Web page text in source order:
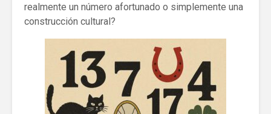
realmente un número afortunado o simplemente una
construcción cultural?